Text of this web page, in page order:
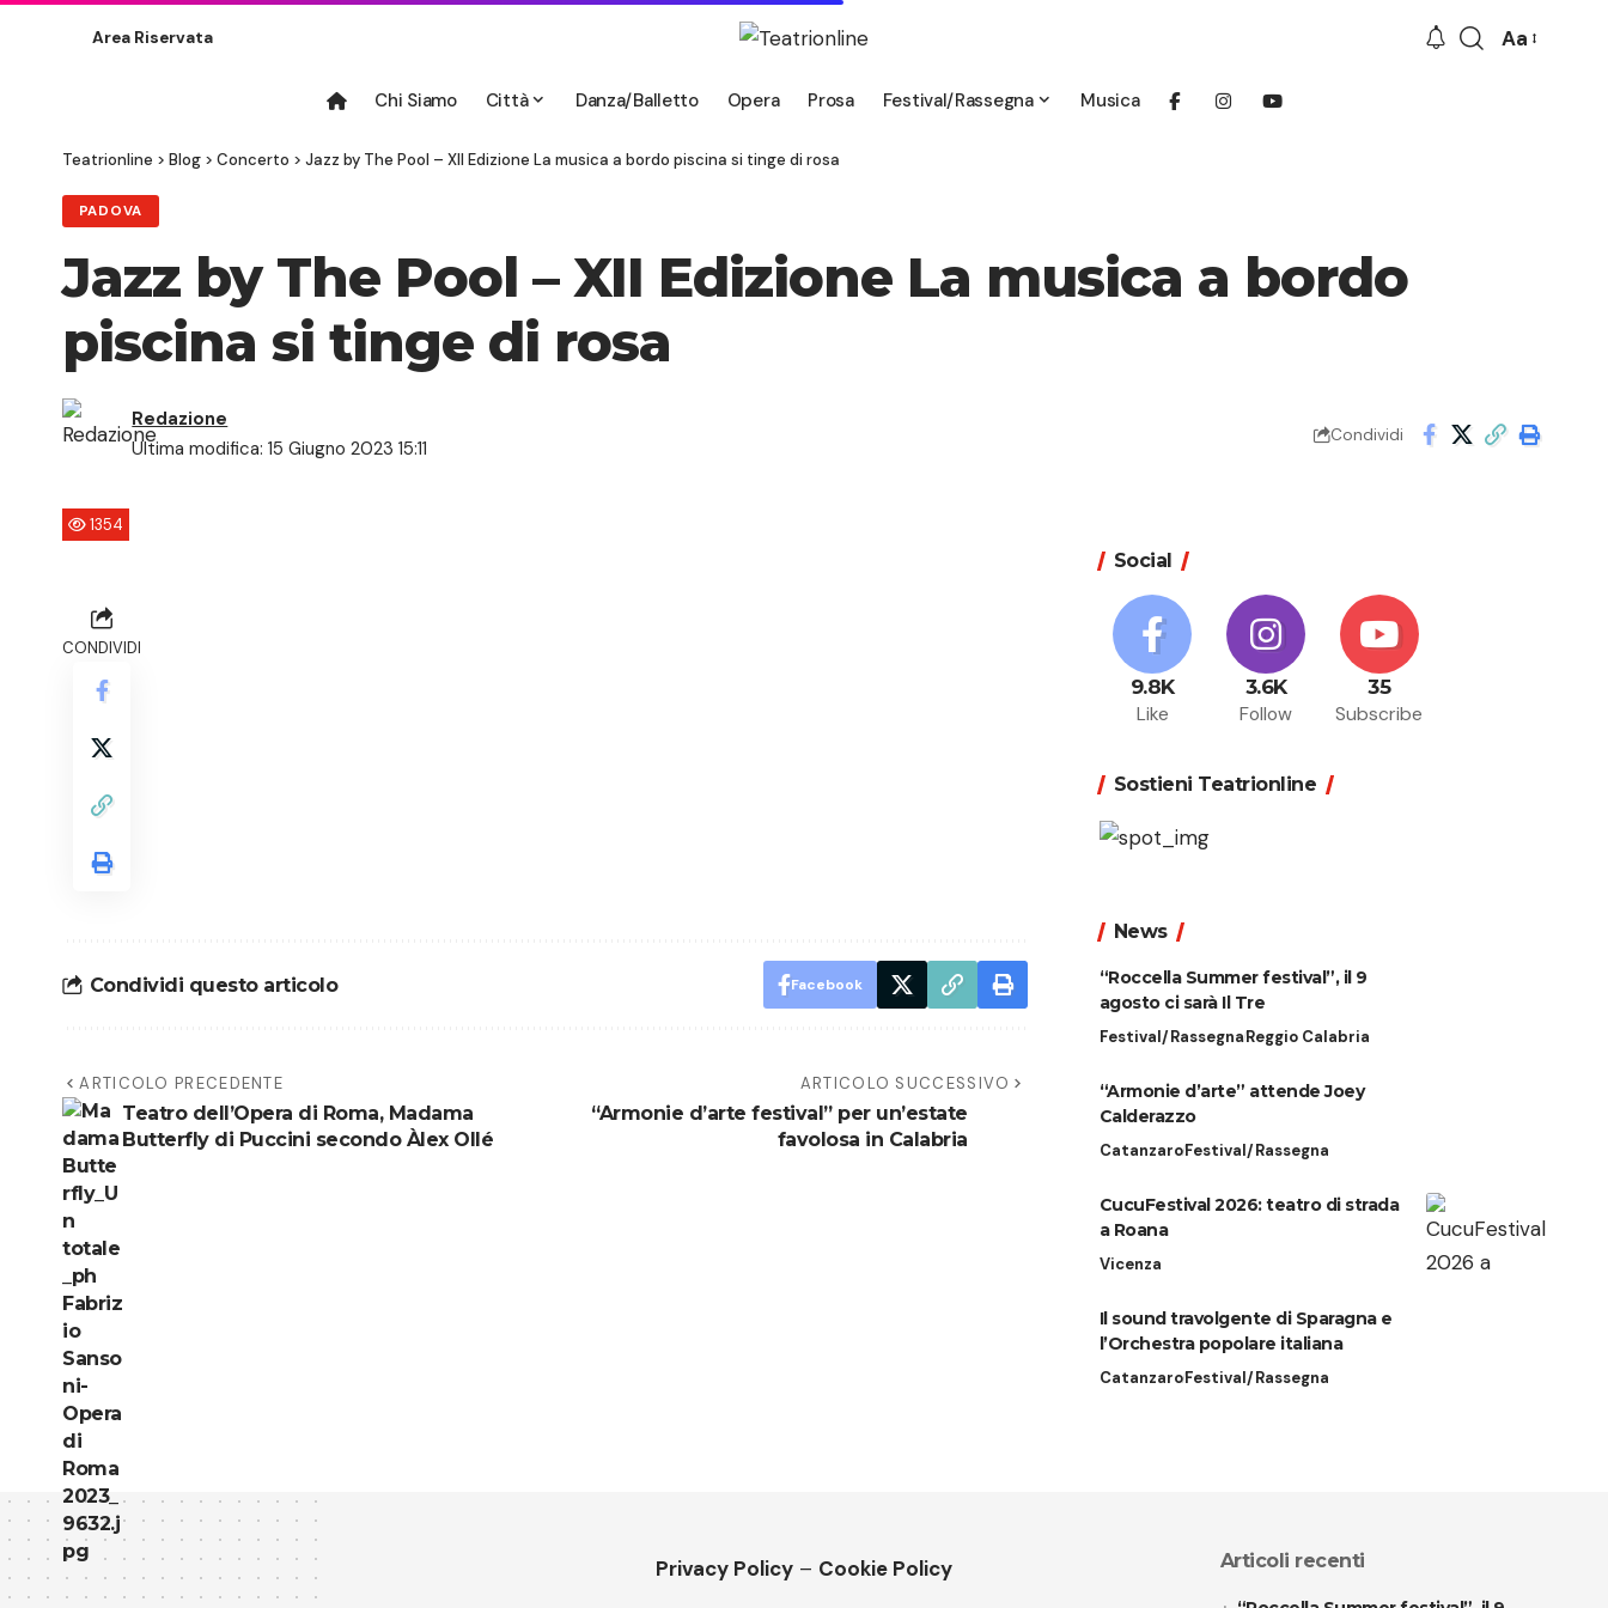
Area Riservata
Font
Aa
Chi Siamo Città Danza/Balletto Opera Prosa Festival/Rassegna Musica
Teatrionline > Blog > Concerto > Jazz by The Pool – XII Edizione La musica a bordo piscina si tinge di rosa
PADOVA
Jazz by The Pool – XII Edizione La musica a bordo
piscina si tinge di rosa
Ultima modifica: 15 Giugno 2023 15:11
Redazione
Condividi
1354
CONDIVIDI
Condividi questo articolo Facebook
ARTICOLO PRECEDENTE
Teatro dell’Opera di Roma, Madama
Butterfly di Puccini secondo Àlex Ollé
ARTICOLO SUCCESSIVO
“Armonie d’arte festival” per un’estate
favolosa in Calabria
Social
9.8K
Like
3.6K
Follow
35
Subscribe
Sostieni Teatrionline
News
“Roccella Summer festival”, il 9
agosto ci sarà Il Tre
Festival/RassegnaReggio Calabria
“Armonie d’arte” attende Joey
Calderazzo
CatanzaroFestival/Rassegna
CucuFestival 2026: teatro di strada
a Roana
Vicenza
Il sound travolgente di Sparagna e
l’Orchestra popolare italiana
CatanzaroFestival/Rassegna
Privacy Policy – Cookie Policy Articoli recenti